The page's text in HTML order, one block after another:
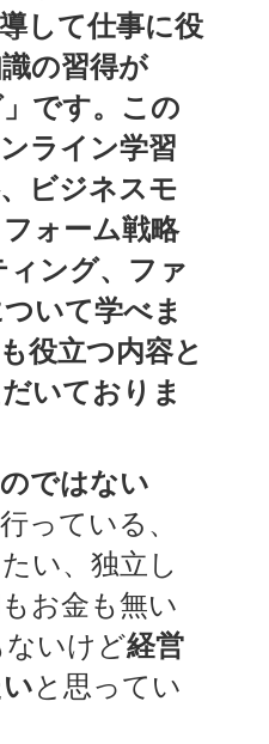
して仕事に役
の習得が
です。この
ライン学習
ビジネスモ
ォーム戦略
ィング、ファ
いて学べま
役立つ内容と
いておりま
ではない
っている、
い、独立し
お金も無い
ないけど経営
と思ってい